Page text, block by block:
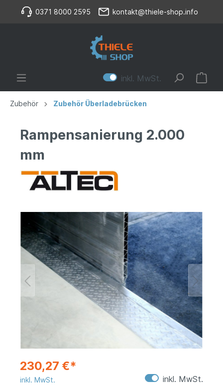
0371 8000 2595 kontakt@thiele-shop.info
inkl. MwSt.
Zubehör Zubehör Überladebrücken
Rampensanierung 2.000
mm
230,27 €*
inkl. MwSt.
inkl. MwSt.